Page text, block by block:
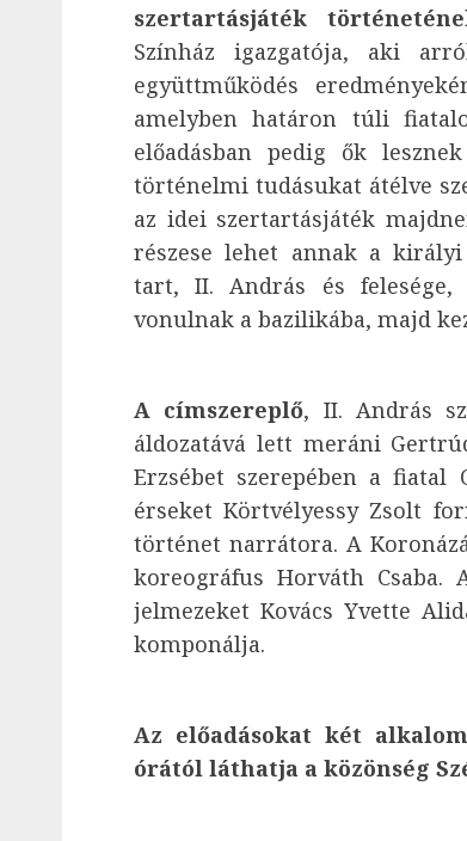
szertartásjáték
Színház igazgatója, aki
együttműködés
amelyben határon túli
előadásban pedig ők
történelmi tudásukat átélve
az idei szertartásjáték
részese lehet annak a
tart, II. András és felesége,
vonulnak a bazilikába, majd
A címszereplő, II. András
áldozatává lett meráni
Erzsébet szerepében a
érseket Körtvélyessy Zsolt
történet narrátora. A
koreográfus Horváth Csaba.
jelmezeket Kovács Yvette
komponálja.
Az előadásokat két
órától láthatja a közönség